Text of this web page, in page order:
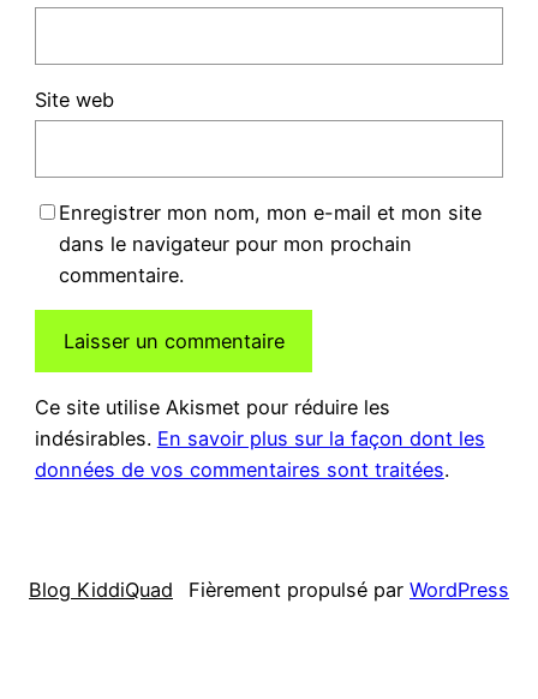
Site web
Enregistrer mon nom, mon e-mail et mon site
dans le navigateur pour mon prochain
commentaire.
Ce site utilise Akismet pour réduire les
indésirables. En savoir plus sur la façon dont les
données de vos commentaires sont traitées.
Blog KiddiQuad Fièrement propulsé par WordPress